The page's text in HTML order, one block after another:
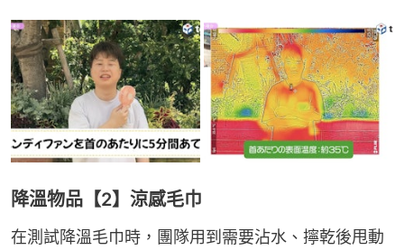
降溫物品【2】涼感毛巾
在測試降溫毛巾時，團隊用到需要沾水、擰乾後甩動